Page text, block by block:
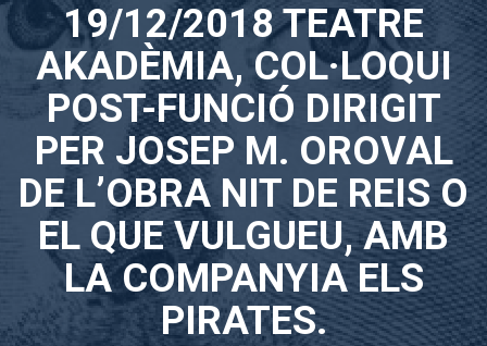
19/12/2018 TEATRE
AKADÈMIA, COL·LOQUI
POST-FUNCIÓ DIRIGIT
PER JOSEP M. OROVAL
DE L’OBRA NIT DE REIS O
EL QUE VULGUEU, AMB
LA COMPANYIA ELS
PIRATES.